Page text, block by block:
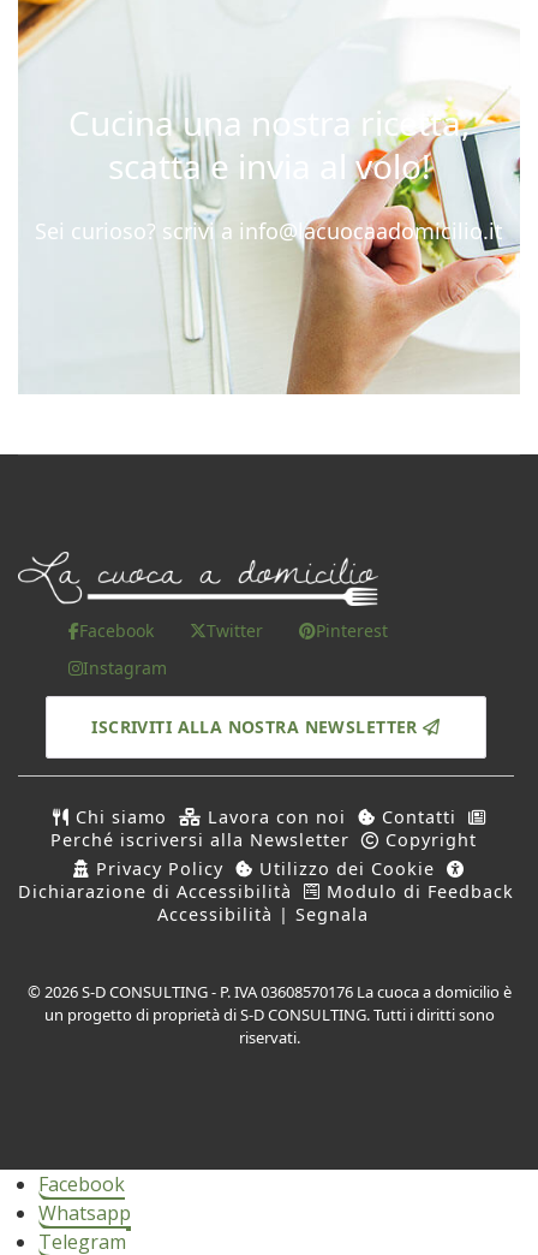
Cucina una nostra ricetta,
scatta e invia al volo!
Sei curioso? scrivi a info@lacuocaadomicilio.it
Facebook Twitter
Pinterest
Instagram
ISCRIVITI ALLA NOSTRA NEWSLETTER
Chi siamo Lavora con noi
Contatti
Perché iscriversi alla Newsletter
Copyright
Privacy Policy
Utilizzo dei Cookie
Dichiarazione di Accessibilità
Modulo di Feedback
Accessibilità | Segnala
© 2026 S-D CONSULTING - P. IVA 03608570176 La cuoca a domicilio è
un progetto di proprietà di S-D CONSULTING. Tutti i diritti sono
riservati.
Facebook
Whatsapp
Telegram